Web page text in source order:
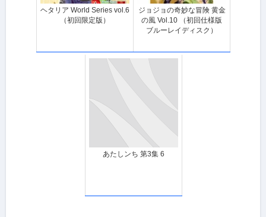
ヘタリア World Series vol.6
（初回限定版）
ジョジョの奇妙な冒険 黄金
の風 Vol.10 （初回仕様版
ブルーレイディスク）
あたしンち 第3集 6